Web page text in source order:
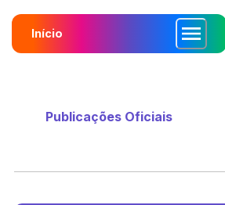
Início
Publicações Oficiais